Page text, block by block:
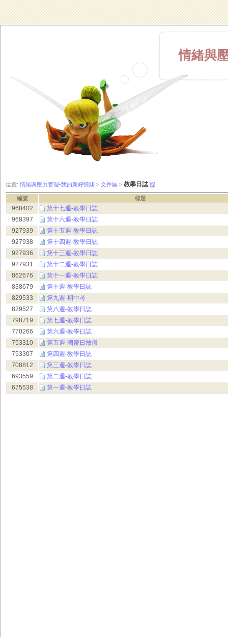
情緒與
位置: 情緒與壓力管理-我的新好情緒 > 文件區 > 教學日誌
編號 標題
968402
第十七週-教學日誌
968397
第十六週-教學日誌
927939
第十五週-教學日誌
927938
第十四週-教學日誌
927936
第十三週-教學日誌
927931
第十二週-教學日誌
862676
第十一週-教學日誌
838679
第十週-教學日誌
829533
第九週-期中考
829527
第八週-教學日誌
798719
第七週-教學日誌
770266
第六週-教學日誌
753310
第五週-國慶日放假
753307
第四週-教學日誌
708812
第三週-教學日誌
693559
第二週-教學日誌
675538
第一週-教學日誌